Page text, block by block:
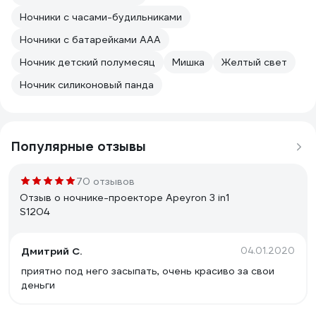
Ночники с часами-будильниками
Ночники с батарейками ААА
Ночник детский полумесяц
Мишка
Желтый свет
Ночник силиконовый панда
Популярные отзывы
70 отзывов
Отзыв о ночнике-проекторе Apeyron 3 in1
S1204
Дмитрий С. 04.01.2020
приятно под него засыпать, очень красиво за свои
деньги